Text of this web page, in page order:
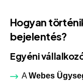
Hogyan
bejelentés?
Egyéni
AWebes